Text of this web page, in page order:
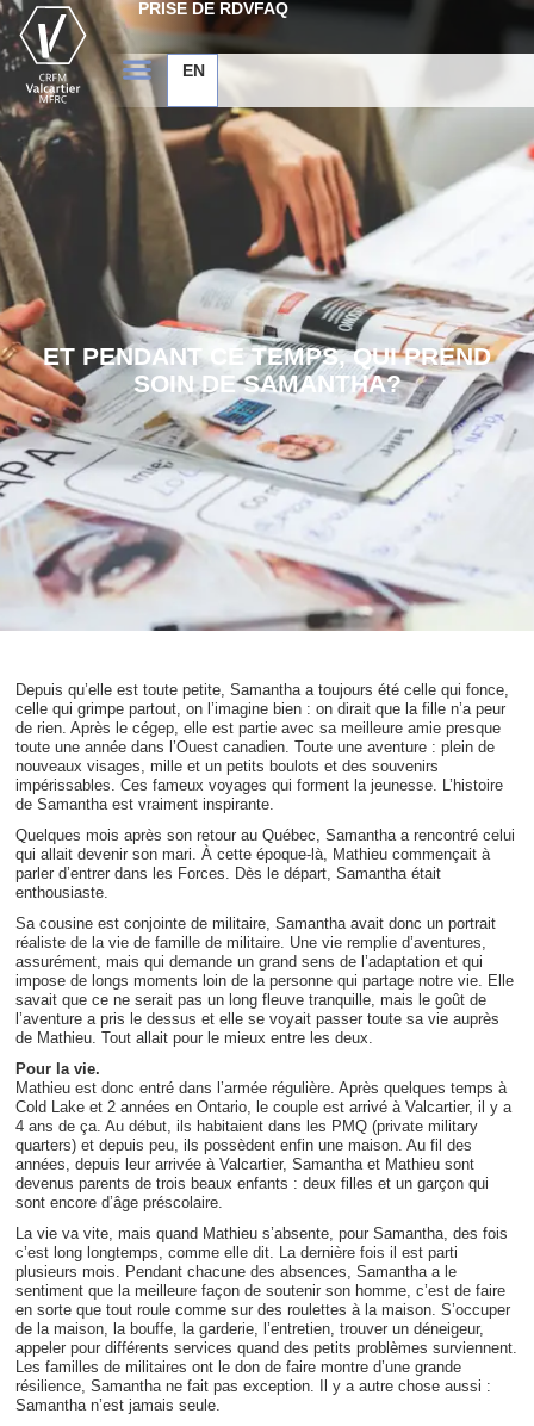
PRISE DE RDVFAQ
EN
ET PENDANT CE TEMPS, QUI PREND
SOIN DE SAMANTHA?
Depuis qu’elle est toute petite, Samantha a toujours été celle qui fonce,
celle qui grimpe partout, on l’imagine bien : on dirait que la fille n’a peur
de rien. Après le cégep, elle est partie avec sa meilleure amie presque
toute une année dans l’Ouest canadien. Toute une aventure : plein de
nouveaux visages, mille et un petits boulots et des souvenirs
impérissables. Ces fameux voyages qui forment la jeunesse. L’histoire
de Samantha est vraiment inspirante.
Quelques mois après son retour au Québec, Samantha a rencontré celui
qui allait devenir son mari. À cette époque-là, Mathieu commençait à
parler d’entrer dans les Forces. Dès le départ, Samantha était
enthousiaste.
Sa cousine est conjointe de militaire, Samantha avait donc un portrait
réaliste de la vie de famille de militaire. Une vie remplie d’aventures,
assurément, mais qui demande un grand sens de l’adaptation et qui
impose de longs moments loin de la personne qui partage notre vie. Elle
savait que ce ne serait pas un long fleuve tranquille, mais le goût de
l’aventure a pris le dessus et elle se voyait passer toute sa vie auprès
de Mathieu. Tout allait pour le mieux entre les deux.
Pour la vie.
Mathieu est donc entré dans l’armée régulière. Après quelques temps à
Cold Lake et 2 années en Ontario, le couple est arrivé à Valcartier, il y a
4 ans de ça. Au début, ils habitaient dans les PMQ (private military
quarters) et depuis peu, ils possèdent enfin une maison. Au fil des
années, depuis leur arrivée à Valcartier, Samantha et Mathieu sont
devenus parents de trois beaux enfants : deux filles et un garçon qui
sont encore d’âge préscolaire.
La vie va vite, mais quand Mathieu s’absente, pour Samantha, des fois
c’est long longtemps, comme elle dit. La dernière fois il est parti
plusieurs mois. Pendant chacune des absences, Samantha a le
sentiment que la meilleure façon de soutenir son homme, c’est de faire
en sorte que tout roule comme sur des roulettes à la maison. S’occuper
de la maison, la bouffe, la garderie, l’entretien, trouver un déneigeur,
appeler pour différents services quand des petits problèmes surviennent.
Les familles de militaires ont le don de faire montre d’une grande
résilience, Samantha ne fait pas exception. Il y a autre chose aussi :
Samantha n’est jamais seule.